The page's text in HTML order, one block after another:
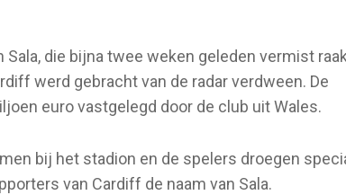
die bijna twee weken geleden vermist
werd gebracht van de radar verdween. De
euro vastgelegd door de club uit Wales.
bij het stadion en de spelers droegen
van Cardiff de naam van Sala.